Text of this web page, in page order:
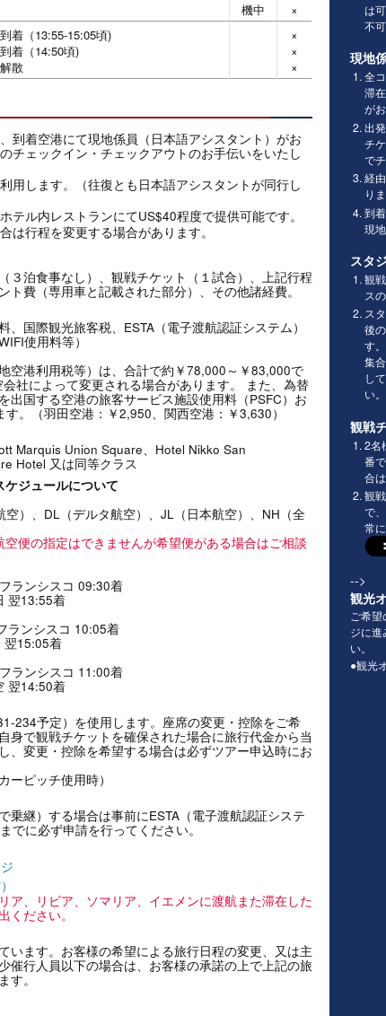
機中
×
着（13:55-15:05頃)
着（14:50頃)
散
×
×
×
到着空港にて現地係員（日本語アシスタント）がお
チェックイン・チェックアウトのお手伝いをいたし
用します。（往復とも日本語アシスタントが同行し
テル内レストランにてUS$40程度で提供可能です。
は行程を変更する場合があります。
３泊食事なし）、観戦チケット（１試合）、上記行程
費（専用車と記載された部分）、その他諸経費。
国際観光旅客税、ESTA（電子渡航認証システム）
使用料等）
空港利用税等）は、合計で約￥78,000～￥83,000で
社によって変更される場合があります。 また、為替
出国する空港の旅客サービス施設使用料（PSFC）お
。（羽田空港：￥2,950、関西空港：￥3,630）
Marquis Union Square、Hotel Nikko San
Hotel 又は同等クラス
ジュールについて
）、DL（デルタ航空）、JL（日本航空）、NH（全
便の指定はできませんが希望便がある場合はご相談
ランシスコ 09:30着
翌13:55着
ランシスコ 10:05着
翌15:05着
ランシスコ 11:00着
翌14:50着
234予定）を使用します。座席の変更・控除をご希
身で観戦チケットを確保された場合に旅行代金から当
、変更・控除を希望する場合は必ずツアー申込時にお
ーピッチ使用時）
乗継）する場合は事前にESTA（電子渡航認証システ
でに必ず申請を行ってください。
ア、リビア、ソマリア、イエメンに渡航また滞在した
ください。
います。お客様の希望による旅行日程の変更、又は主
催行人員以下の場合は、お客様の承諾の上で上記の旅
す。
は
不
現地
全
滞
が
出
チ
で
経
り
到
現
スタ
観
ス
ス
後
す
集
し
い。
観戦
2名
番
合
観
で
常
-->
観光
ご希望
ジに進
い。
●観光